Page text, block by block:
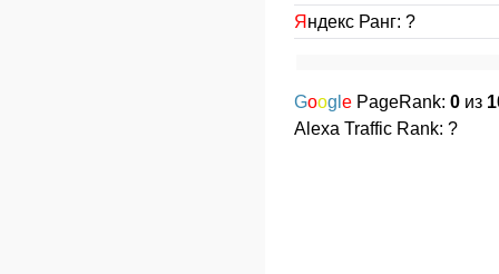
Я ндекс Ранг: ?
Googl e PageRank: 0 из
Alexa Traffic Rank: ?